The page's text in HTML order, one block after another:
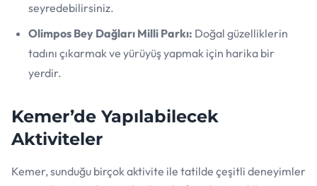
seyredebilirsiniz.
Olimpos Bey Dağları Milli Parkı: Doğal güzelliklerin
tadını çıkarmak ve yürüyüş yapmak için harika bir
yerdir.
Kemer’de Yapılabilecek
Aktiviteler
Kemer, sunduğu birçok aktivite ile tatilde çeşitli deneyimler